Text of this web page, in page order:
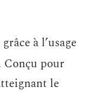
à l’usage
Conçu pour
le